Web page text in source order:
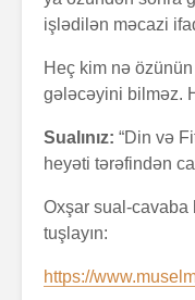
işlədilən məcazi
Heç kim nə özünün
gələcəyini bilməz.
Sualınız: “Din və
heyəti tərəfindən
Oxşar sual-cavaba
tuşlayın:
https://